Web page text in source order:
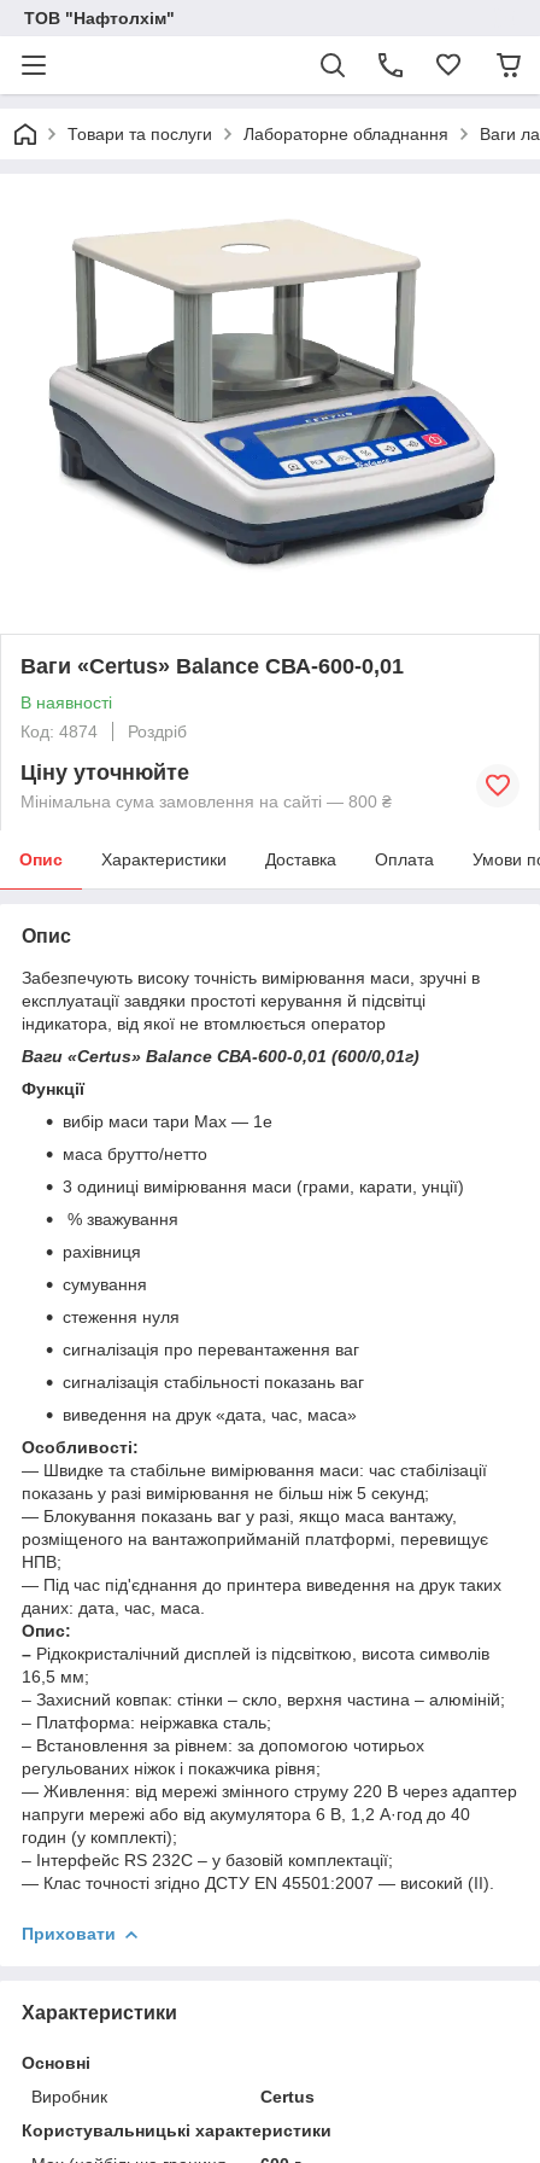
ТОВ "Нафтолхім"
Товари та послуги Лабораторне обладнання Ваги
Ваги «Certus» Balance СВА-600-0,01
В наявності
Код: 4874
Роздріб
Ціну уточнюйте
Мінімальна сума замовлення на сайті — 800 ₴
Опис Характеристики Доставка Оплата Умови
Опис
Забезпечують високу точність вимірювання маси, зручні в
експлуатації завдяки простоті керування й підсвітці
індикатора, від якої не втомлюється оператор
Ваги «Certus» Balance СВА-600-0,01 (600/0,01г)
Функції
вибір маси тари Mах — 1е
маса брутто/нетто
3 одиниці вимірювання маси (грами, карати, унції)
% зважування
рахівниця
сумування
стеження нуля
сигналізація про перевантаження ваг
сигналізація стабільності показань ваг
виведення на друк «дата, час, маса»
Особливості:
— Швидке та стабільне вимірювання маси: час стабілізації
показань у разі вимірювання не більш ніж 5 секунд;
— Блокування показань ваг у разі, якщо маса вантажу,
розміщеного на вантажоприйманій платформі, перевищує
НПВ;
— Під час під'єднання до принтера виведення на друк таких
даних: дата, час, маса.
Опис:
– Рідкокристалічний дисплей із підсвіткою, висота символів
16,5 мм;
– Захисний ковпак: стінки – скло, верхня частина – алюміній;
– Платформа: неіржавка сталь;
– Встановлення за рівнем: за допомогою чотирьох
регульованих ніжок і покажчика рівня;
— Живлення: від мережі змінного струму 220 В через адаптер
напруги мережі або від акумулятора 6 В, 1,2 А·год до 40
годин (у комплекті);
– Інтерфейс RS 232C – у базовій комплектації;
— Клас точності згідно ДСТУ EN 45501:2007 — високий (II).
Приховати
Характеристики
Основні
Виробник
Certus
Користувальницькі характеристики